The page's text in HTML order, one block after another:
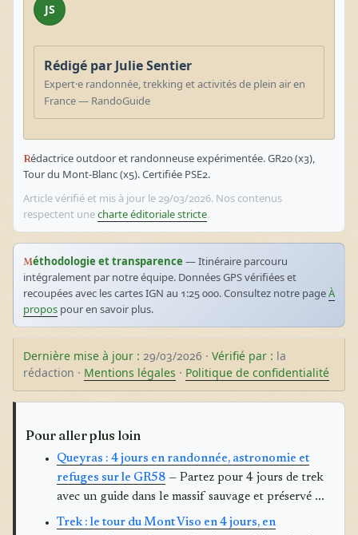
JS
Rédigé par Julie Sentier
Expert·e randonnée, trekking et activités de plein air en
France — RandoGuide
Rédactrice outdoor et randonneuse expérimentée. GR20 (x3),
Tour du Mont-Blanc (x5). Certifiée PSE2.
Article vérifié et mis à jour le 29/03/2026. Nos contenus
respectent unecharte éditoriale stricte.
Méthodologie et transparence — Itinéraire parcouru
intégralement par notre équipe. Données GPS vérifiées et
recoupées avec les cartes IGN au 1:25 000. Consultez notre pageÀ
propos pour en savoir plus.
Dernière mise à jour : 29/03/2026 · Vérifié par : la
rédaction · Mentions légales · Politique de confidentialité
Pour aller plus loin
Queyras : 4 jours en randonnée, astronomie et
refuges sur le GR58 — Partez pour 4 jours de trek
avec un guide dans le massif sauvage et préservé ...
Trek : le tour du Mont Viso en 4 jours, en